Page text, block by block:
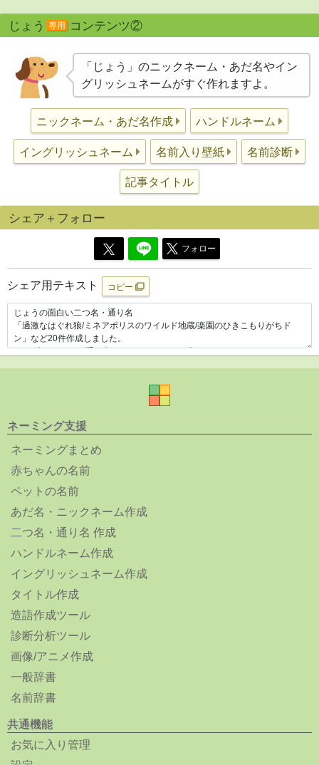
じょう 専用 コンテンツ②
「じょう」のニックネーム・あだ名やイン
グリッシュネームがすぐ作れますよ。
ニックネーム・あだ名作成 ハンドルネーム
イングリッシュネーム 名前入り壁紙 名前診断
記事タイトル
シェア＋フォロー
フォロー
シェア用テキスト コピー
ネーミング支援
ネーミングまとめ
赤ちゃんの名前
ペットの名前
あだ名・ニックネーム作成
二つ名・通り名 作成
ハンドルネーム作成
イングリッシュネーム作成
タイトル作成
造語作成ツール
診断分析ツール
画像/アニメ作成
一般辞書
名前辞書
共通機能
お気に入り管理